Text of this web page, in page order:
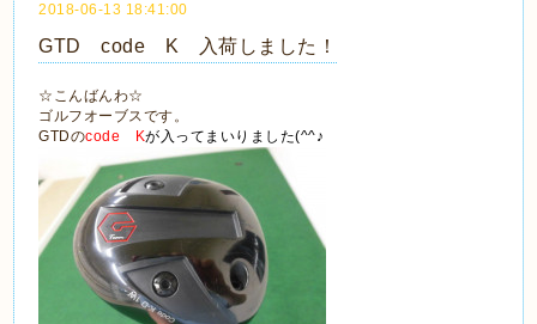
2018-06-13 18:41:00
GTD code K 入荷しました！
☆こんばんわ☆
ゴルフオーブスです。
GTDのcode Kが入ってまいりました(^^♪